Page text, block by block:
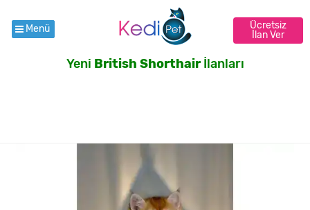
Menü
Ücretsiz
İlan Ver
Yeni British Shorthairİlanları